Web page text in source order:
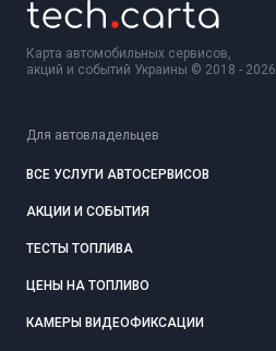
Карта автомобильных сервисов,
акций и событий Украины © 2018 - 2026
Для автовладельцев
ВСЕ УСЛУГИ АВТОСЕРВИСОВ
АКЦИИ И СОБЫТИЯ
ТЕСТЫ ТОПЛИВА
ЦЕНЫ НА ТОПЛИВО
КАМЕРЫ ВИДЕОФИКСАЦИИ